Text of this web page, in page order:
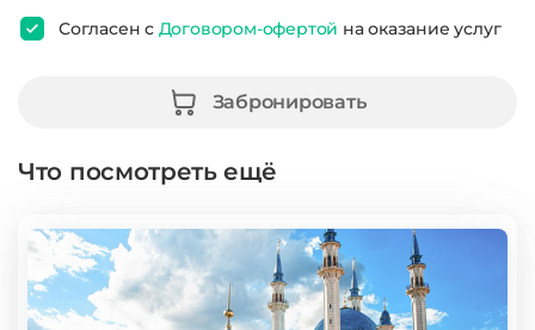
Согласен с Договором-офертой на оказание услуг
Забронировать
Что посмотреть ещё